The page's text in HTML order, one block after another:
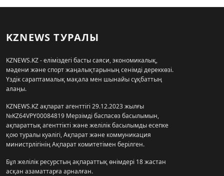
KZNEWS ТУРАЛЫ
KZNEWS.KZ - еліміздегі басты саяси, экономикалық,
мәдени және спорт жаңалықтарының сенімді дереккөзі.
Үздік сараптамалық мақала мен шынайы сұқбаттың
алаңы.
KZNEWS.KZ ақпарат агенттігі 29.12.2023 жылғы
№KZ64VPY00084819 Мерзімді баспасөз басылымын,
ақпараттық агенттікті және желілік басылымды есепке
қою туралы куәлігі, Ақпарат және коммуникация
министрлігінің Ақпарат комитетімен берілген.
Бұл желілік ресурстың ақпараттық өнімдері 18 жастан
асқан азаматтарға арналған.